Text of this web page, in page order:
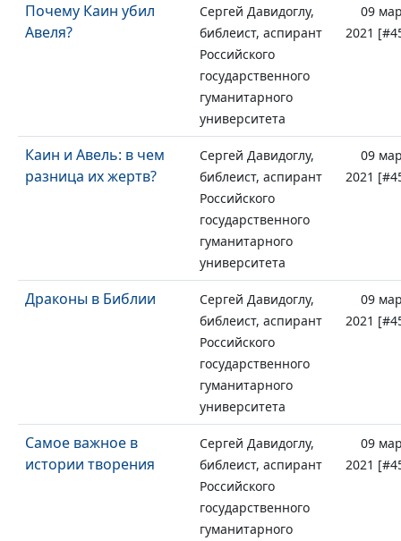
Почему Каин убил
Авеля?
Сергей Давидоглу,
библеист, аспирант
Российского
государственного
гуманитарного
университета
09
2021
Каин и Авель: в чем
разница их жертв?
Сергей Давидоглу,
библеист, аспирант
Российского
государственного
гуманитарного
университета
09
2021
Драконы в Библии
Сергей Давидоглу,
библеист, аспирант
Российского
государственного
гуманитарного
университета
09
2021
Самое важное в
истории творения
Сергей Давидоглу,
библеист, аспирант
Российского
государственного
гуманитарного
09
2021